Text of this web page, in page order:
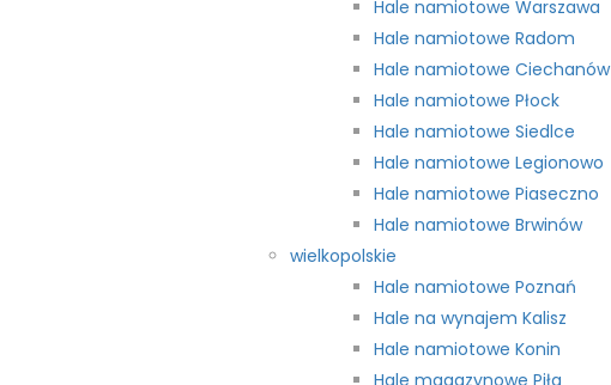
Hale namiotowe Warszawa
Hale namiotowe Radom
Hale namiotowe Ciechanów
Hale namiotowe Płock
Hale namiotowe Siedlce
Hale namiotowe Legionowo
Hale namiotowe Piaseczno
Hale namiotowe Brwinów
wielkopolskie
Hale namiotowe Poznań
Hale na wynajem Kalisz
Hale namiotowe Konin
Hale magazynowe Piła